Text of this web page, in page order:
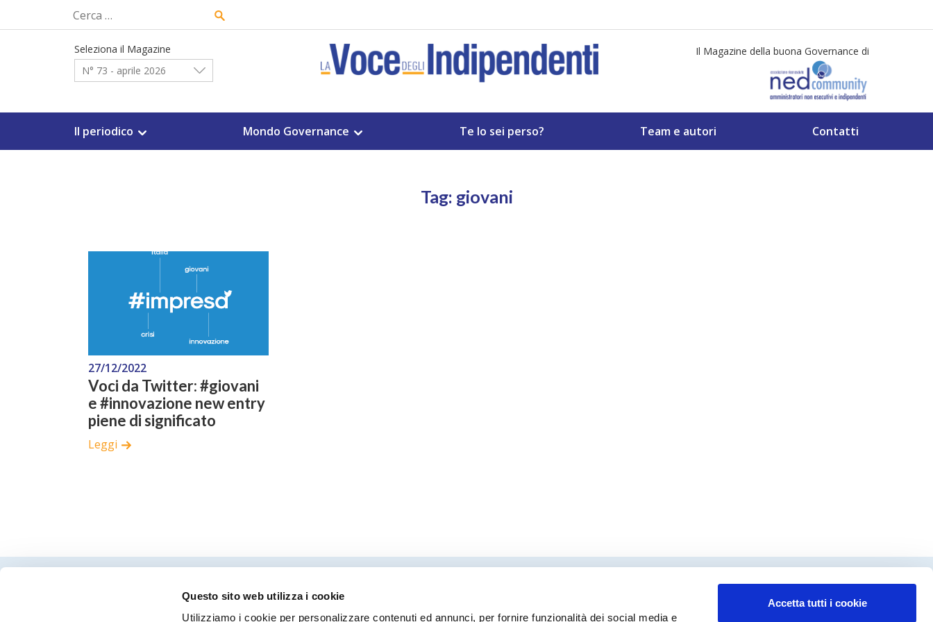
Questo sito web utilizza i cookie
Utilizziamo i cookie per personalizzare contenuti ed annunci, per fornire funzionalità dei social media e
Accetta tutti i cookie
Ricerca
per:
Seleziona il Magazine
N° 73 - aprile 2026
Il Magazine della buona Governance di
Il periodico Mondo Governance Te lo sei perso? Team e autori Contatti
Tag: giovani
27/12/2022
Voci da Twitter: #giovani
e #innovazione new entry
piene di significato
Leggi
Direttore responsabile Coordinamento editoriale